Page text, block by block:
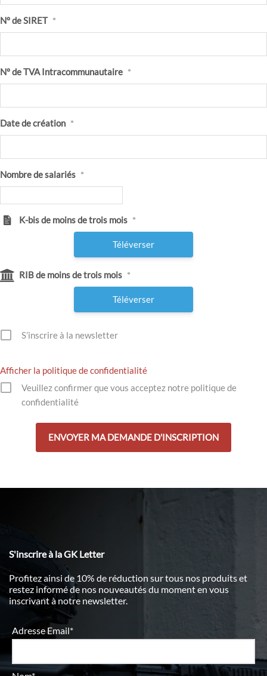
N° de SIRET *
N° de TVA Intracommunautaire *
Date de création *
Nombre de salariés *
K-bis de moins de trois mois *
Téléverser
RIB de moins de trois mois *
Téléverser
S’inscrire à la newsletter
Afficher la politique de confidentialité
Veuillez confirmer que vous acceptez notre politique de
confidentialité
S'inscrire à la GK Letter
Profitez ainsi de 10% de réduction sur tous nos produits et
restez informé de nos nouveautés du moment en vous
inscrivant à notre newsletter.
Adresse Email*